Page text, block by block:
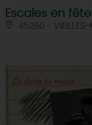
Escales en fête
45260 - VIEILLES-